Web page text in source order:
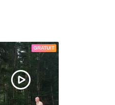
GRATUIT